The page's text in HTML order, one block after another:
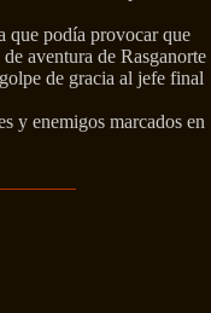
que podía provocar que
aventura de Rasganorte
de gracia al jefe final
y enemigos marcados en